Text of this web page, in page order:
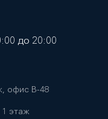
до 20:00
офис B-48
этаж